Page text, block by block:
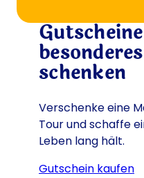
schenken
Verschenke eine
Tour und schaffe
Leben lang hält.
Gutschein kaufen